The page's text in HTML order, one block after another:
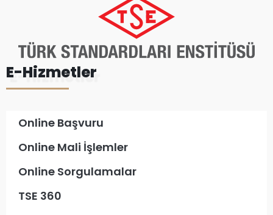
E-Hizmetler
Online Başvuru
Online Mali İşlemler
Online Sorgulamalar
TSE 360